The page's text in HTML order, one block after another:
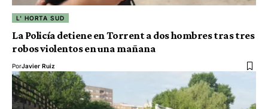
L' HORTA SUD
La Policía detiene en Torrent a dos hombres tras tres
robos violentos en una mañana
PorJavier Ruiz